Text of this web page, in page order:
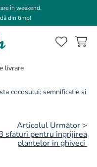
în weekend.
din timp!
livrare
cocosului: semnificatie si
Articolul Următor >
sfaturi pentru ingrijirea
plantelor in ghiveci